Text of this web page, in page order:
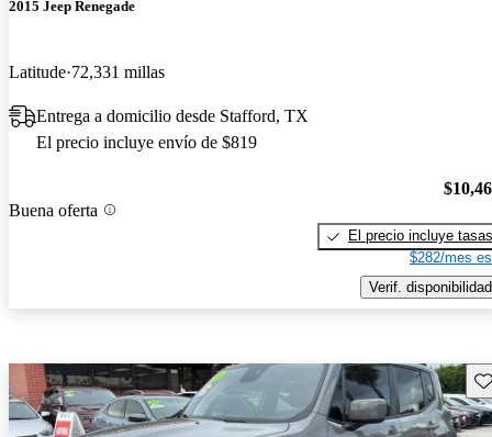
2015 Jeep Renegade
Latitude 72,331 millas
Entrega a domicilio desde Stafford, TX
El precio incluye envío de $819
Buena oferta
El precio incluye tasas
$282/mes
Verif. disponibilidad